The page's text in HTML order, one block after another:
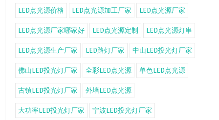
LED点光源价格 LED点光源加工厂家 LED点光源厂家
LED点光源厂家哪家好 LED点光源定制 LED点光源灯串
LED点光源生产厂家 LED路灯厂家 中山LED投光灯厂家
佛山LED投光灯厂家 全彩LED点光源 单色LED点光源
古镇LED投光灯厂家 外墙LED点光源
大功率LED投光灯厂家 宁波LED投光灯厂家